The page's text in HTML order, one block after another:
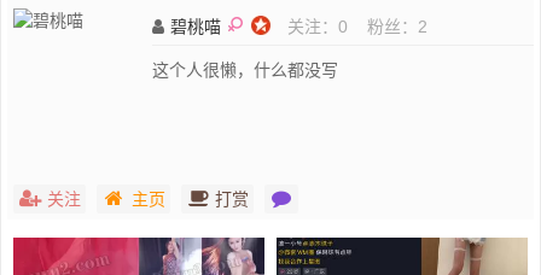
碧桃喵 关注： 0 粉丝： 2
这个人很懒，什么都没写
关注 主页 打赏